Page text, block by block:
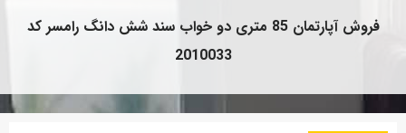
فروش آپارتمان 85 متری دو خواب سند شش دانگ رامسر کد
2010033